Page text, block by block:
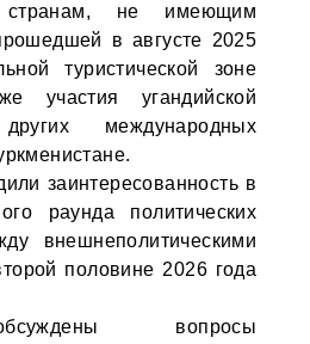
странам, не имеющим
в августе 2025
туристической зоне
участия угандийской
международных
заинтересованность в
раунда политических
внешнеполитическими
половине 2026 года
вопросы